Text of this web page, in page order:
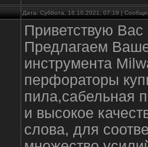
Дата: Суббота, 16.10.2021, 07:19 |
Приветствую Вас
Предлагаем
инструмента
перфораторы
пила,сабельная
и высокое
слова, для